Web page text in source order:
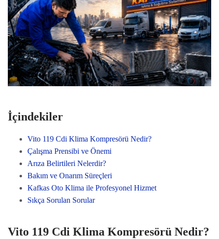
İçindekiler
Vito 119 Cdi Klima Kompresörü Nedir?
Çalışma Prensibi ve Önemi
Arıza Belirtileri Nelerdir?
Bakım ve Onarım Süreçleri
Kafkas Oto Klima ile Profesyonel Hizmet
Sıkça Sorulan Sorular
Vito 119 Cdi Klima Kompresörü Nedir?